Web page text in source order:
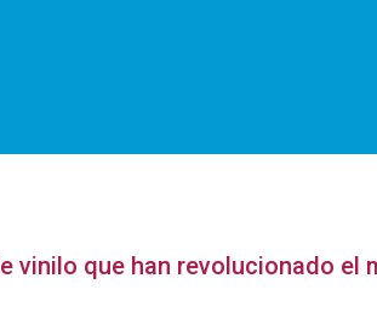
vinilo que han revolucionado